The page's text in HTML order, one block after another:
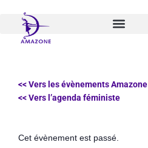
contenu
<< Vers les évènements Amazone
<< Vers l’agenda féministe
Cet évènement est passé.